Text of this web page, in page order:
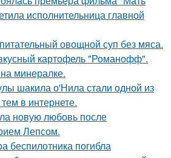
исполнительница главной
овощной суп без мяса.
картофель "Романофф".
минералке.
шакила о'Нила стали одной из
в интернете.
новую любовь после
Лепсом.
беспилотника погибла